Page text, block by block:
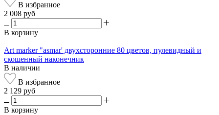
В избранное
2 008 руб
В корзину
Art marker "asmar' двухсторонние 80 цветов, пулевидный и
скошенный наконечник
В наличии
В избранное
2 129 руб
В корзину